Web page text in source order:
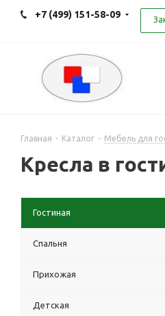
+7 (499) 151-58-09
Главная - Каталог - Мебель для
Кресла в
Гостиная
Спальня
Прихожая
Детская